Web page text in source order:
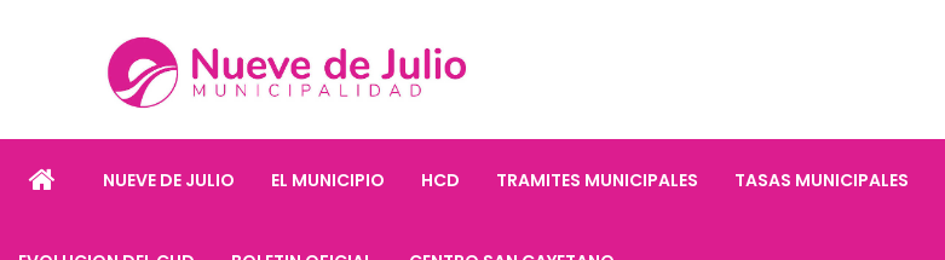
NUEVE DE JULIO EL MUNICIPIO HCD TRAMITES MUNICIPALES TASAS MUNICIPALES